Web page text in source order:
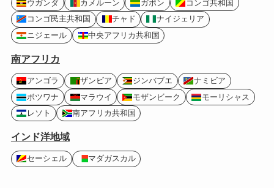
ウガンダ カメルーン ガボン
コンゴ共和国
コンゴ民主共和国
チャド
ナイジェリア
ニジェール
中央アフリカ共和国
南アフリカ
アンゴラ ザンビア ジンバブエ
ナミビア
ボツワナ
マラウイ モザンビーク
モーリシャス
レソト
南アフリカ共和国
インド洋地域
セーシェル マダガスカル